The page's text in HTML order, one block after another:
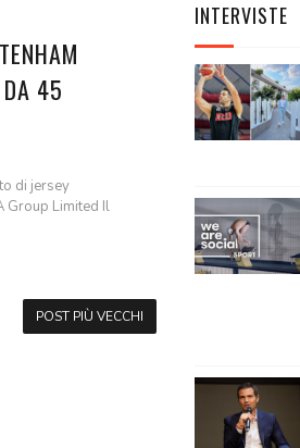
DA 45
di jersey
Group Limited Il
POST PIÙ VECCHI
INTERVISTE